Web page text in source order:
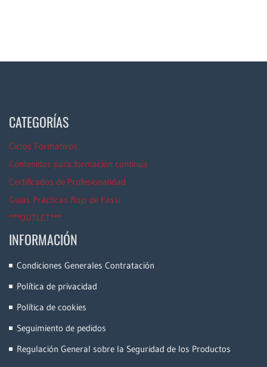
CATEGORÍAS
Ciclos Formativos
Contenidos para formación continua
Certificados de Profesionalidad
Guías Prácticas Rojo de Fassi
***OUTLET***
INFORMACIÓN
Condiciones Generales Contratación
Política de privacidad
Política de cookies
Seguimiento de pedidos
Regulación General sobre la Seguridad de los Productos